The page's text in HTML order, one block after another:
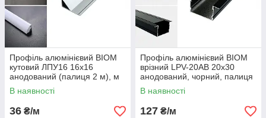
Профіль алюмінієвий BIOM
кутовий ЛПУ16 16х16
анодований (палиця 2 м), м
В наявності
36 ₴/м
Профіль алюмінієвий BIOM
врізний LPV-20AB 20х30
анодований, чорний, палиця
2 м
В наявності
127 ₴/м